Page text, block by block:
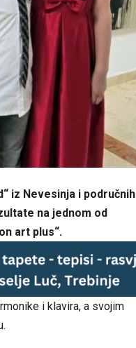
iz Nevesinja i područnih
na jednom od
art plus“.
i klavira, a svojim